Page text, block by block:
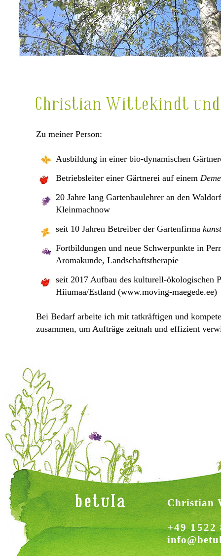
Christian Wittekindt und
Zu meiner Person:
Ausbildung in einer bio-dynamischen
Betriebsleiter einer Gärtnerei auf einem
20 Jahre lang Gartenbaulehrer an den
Kleinmachnow
seit 10 Jahren Betreiber der Gartenfirma
Fortbildungen und neue Schwerpunkte in
Aromakunde, Landschaftstherapie
seit 2017 Aufbau des kulturell-ökologischen
Hiiumaa/Estland (www.moving-maegede.ee)
Bei Bedarf arbeite ich mit tatkräftigen und
zusammen, um Aufträge zeitnah und effizient
betula Christian
+49 1522